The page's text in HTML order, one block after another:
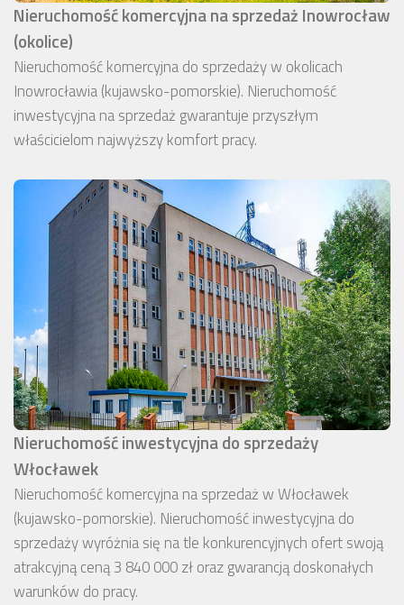
Nieruchomość komercyjna na sprzedaż Inowrocław
(okolice)
Nieruchomość komercyjna do sprzedaży w okolicach
Inowrocławia (kujawsko-pomorskie). Nieruchomość
inwestycyjna na sprzedaż gwarantuje przyszłym
właścicielom najwyższy komfort pracy.
Nieruchomość inwestycyjna do sprzedaży
Włocławek
Nieruchomość komercyjna na sprzedaż w Włocławek
(kujawsko-pomorskie). Nieruchomość inwestycyjna do
sprzedaży wyróżnia się na tle konkurencyjnych ofert swoją
atrakcyjną ceną 3 840 000 zł oraz gwarancją doskonałych
warunków do pracy.